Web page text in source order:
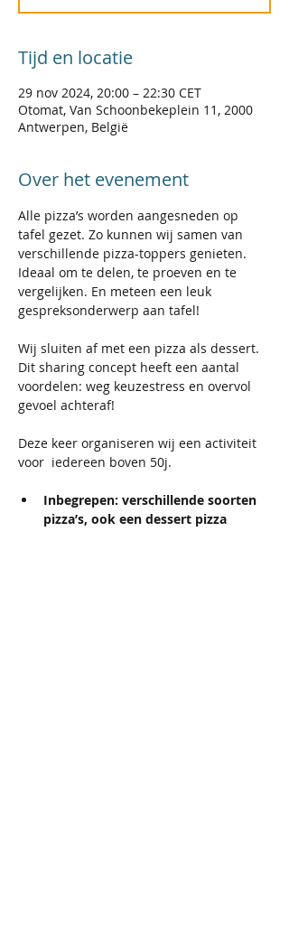
Tijd en locatie
29 nov 2024, 20:00 – 22:30 CET
Otomat, Van Schoonbekeplein 11, 2000
Antwerpen, België
Over het evenement
Alle pizza’s worden aangesneden op
tafel gezet. Zo kunnen wij samen van
verschillende pizza-toppers genieten.
Ideaal om te delen, te proeven en te
vergelijken. En meteen een leuk
gespreksonderwerp aan tafel!
Wij sluiten af met een pizza als dessert.
Dit sharing concept heeft een aantal
voordelen: weg keuzestress en overvol
gevoel achteraf!
Deze keer organiseren wij een activiteit
voor  iedereen boven 50j.
Inbegrepen: verschillende soorten
pizza’s, ook een dessert pizza